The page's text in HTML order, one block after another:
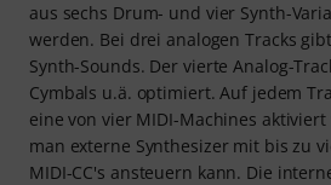
aus sechs Drum- und vier Synth-
werden. Bei drei analogen Tracks
Synth-Sounds. Der vierte Analog-
Cymbals u.ä. optimiert. Auf jedem
eine von vier MIDI-Machines
man externe Synthesizer mit bis zu
MIDI-CC's ansteuern kann. Die